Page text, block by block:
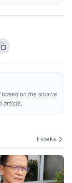
on the source
article.
Indeks